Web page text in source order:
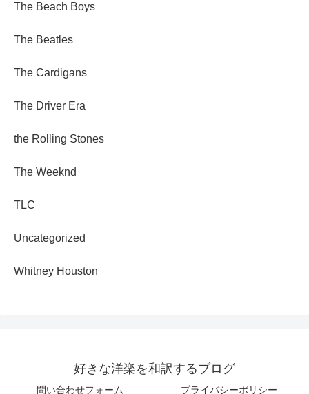
The Beach Boys
The Beatles
The Cardigans
The Driver Era
the Rolling Stones
The Weeknd
TLC
Uncategorized
Whitney Houston
好きな洋楽を和訳するブログ
問い合わせフォーム プライバシーポリシー